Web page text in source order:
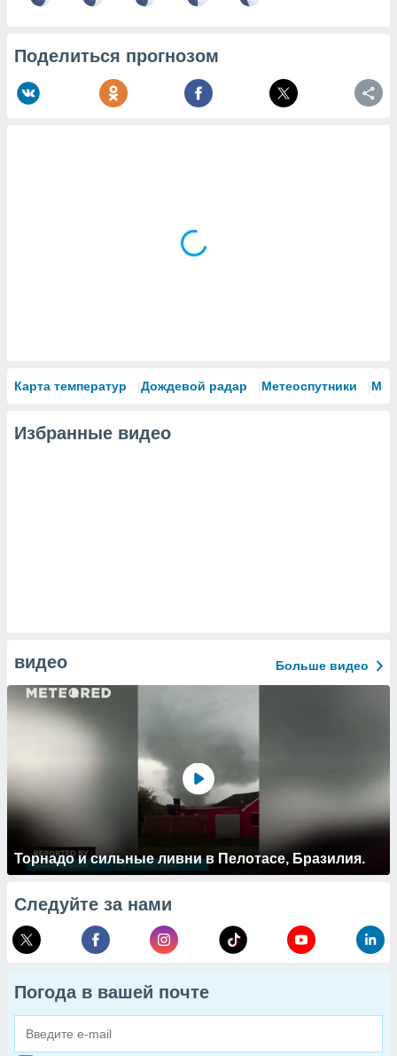
Поделиться прогнозом
Карта температур Дождевой радар Метеоспутники
Избранные видео
видео Больше видео
Торнадо и сильные ливни в Пелотасе, Бразилия.
Следуйте за нами
Погода в вашей почте